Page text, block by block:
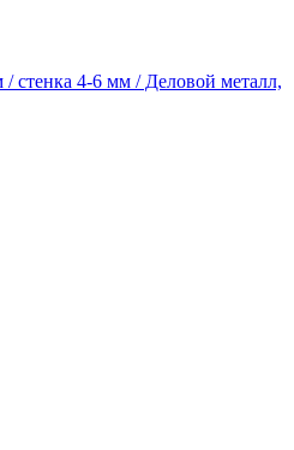
стенка 4-6 мм / Деловой металл,